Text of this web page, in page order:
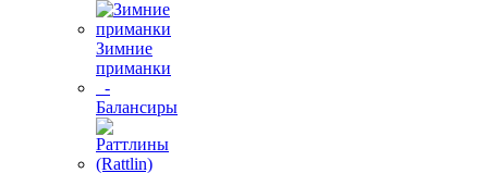
Зимние
приманки
-
Балансиры